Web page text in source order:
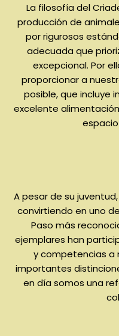
La filosofía del
producción de
por rigurosos
adecuada que
excepcional. Por
proporcionar a
posible, que incluye
excelente
A pesar de su
convirtiendo en uno
Paso más
ejemplares han
y competencias a
importantes
en día somos una